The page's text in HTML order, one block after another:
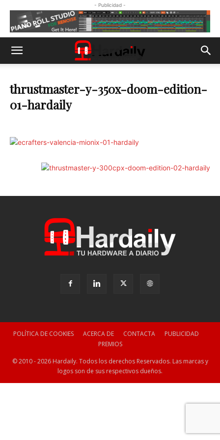
- Publicidad -
thrustmaster-y-350x-doom-edition-
01-hardaily
POLÍTICA DE COOKIES ACERCA DE CONTACTA
PUBLICIDAD
PREMIOS
© 2010 - 2026 Hardaily. Todos los derechos Reservados. Las marcas y
logos son de sus respectivos dueños.